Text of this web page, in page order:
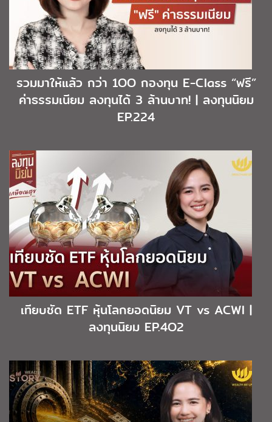
รวมมาให้แล้ว กว่า 1OO กองทุน E-Class “ฟรี”
ค่าธรรมเนียม ลงทุนได้ 3 ล้านบาท! | ลงทุนนิยม
EP.224
เทียบชัด ETF หุ้นโลกยอดนิยม VT vs ACWI |
ลงทุนนิยม EP.4O2